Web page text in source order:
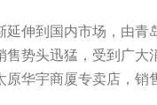
到国内市场，由青
势头迅猛，受到广
华宇商厦专卖店，销